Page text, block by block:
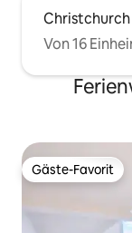
Von 16
Gäste-Favorit
Gäste-Favorit